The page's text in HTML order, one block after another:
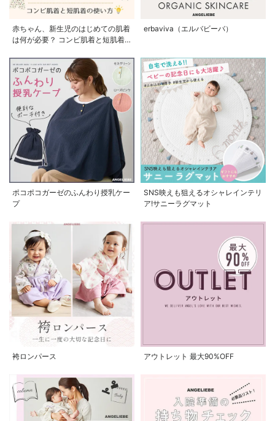
赤ちゃん、新生児のはじめての肌着
は何が必要？ コンビ肌着と短肌着
erbaviva（エルバビーバ）
ポコポコガーゼのふんわり授乳ケー
プ
SNS映えも狙えるオシャレインテリ
ア!サニーラグマット
袴ロンパース アウトレット 最大90%OFF